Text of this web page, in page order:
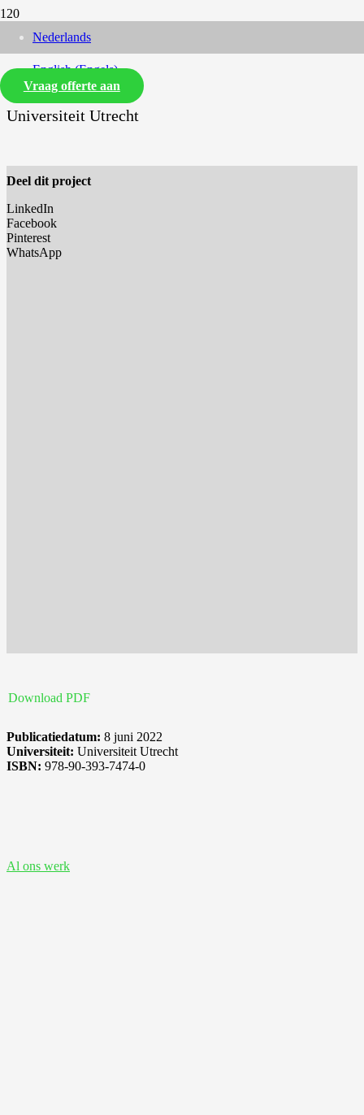
Nederlands
English(Engels)
Vraag offerte aan
Universiteit Utrecht
Deel dit project
LinkedIn
Facebook
Pinterest
WhatsApp
Download PDF
Publicatiedatum: 8 juni 2022
Universiteit: Universiteit Utrecht
ISBN: 978-90-393-7474-0
Al ons werk